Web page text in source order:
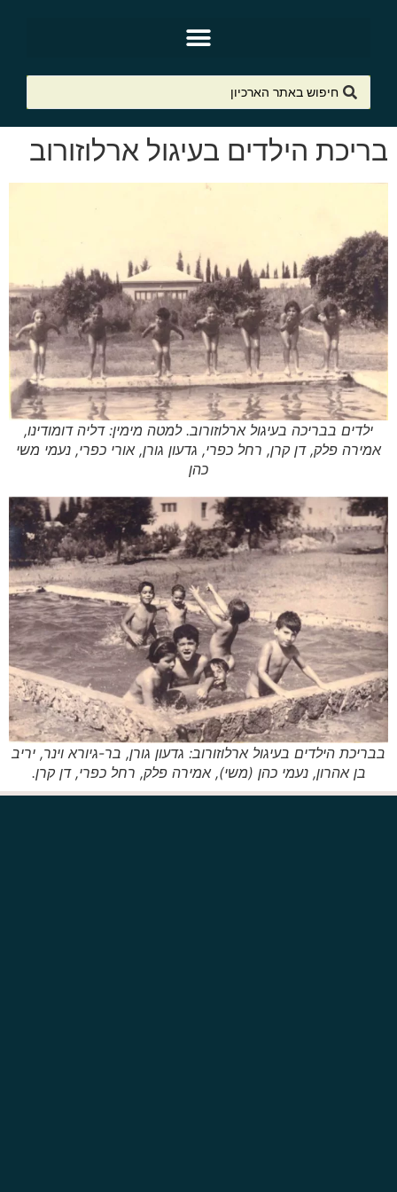
בריכת הילדים בעיגול ארלוזורוב
ילדים בבריכה בעיגול ארלוזורוב. למטה מימין: דליה דומודינו,
אמירה פלק, דן קרן, רחל כפרי, גדעון גורן, אורי כפרי, נעמי משי
כהן
בבריכת הילדים בעיגול ארלוזורוב: גדעון גורן, בר-גיורא וינר, יריב
בן אהרון, נעמי כהן (משי), אמירה פלק, רחל כפרי, דן קרן.